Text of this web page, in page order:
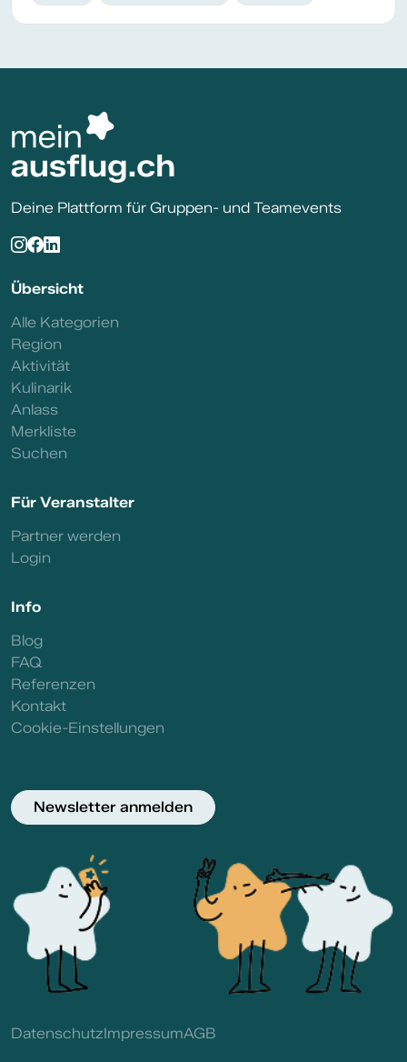
Deine Plattform für Gruppen- und Teamevents
Übersicht
Alle Kategorien
Region
Aktivität
Kulinarik
Anlass
Merkliste
Suchen
Für Veranstalter
Partner werden
Login
Info
Blog
FAQ
Referenzen
Kontakt
Cookie-Einstellungen
Newsletter anmelden
DatenschutzImpressumAGB